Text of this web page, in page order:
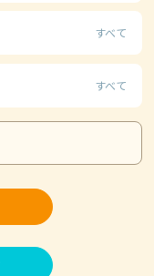
すべて
すべて